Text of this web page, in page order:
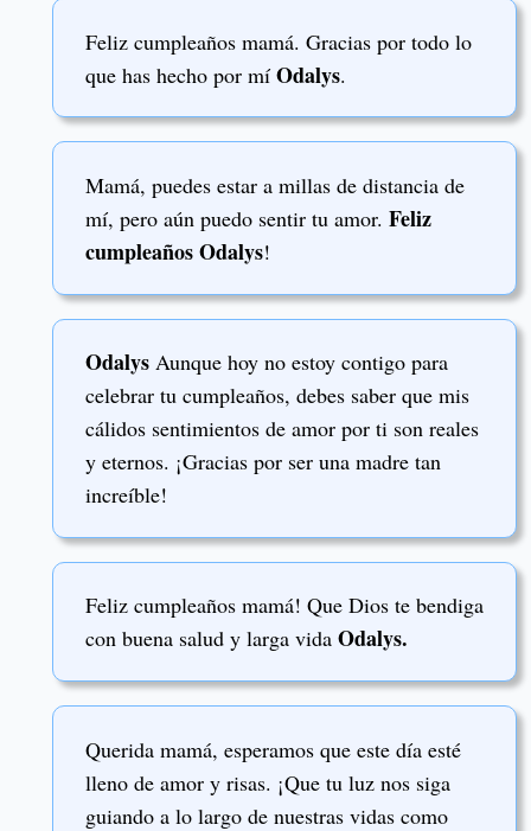
Feliz cumpleaños mamá. Gracias por todo lo
que has hecho por mí Odalys.
Mamá, puedes estar a millas de distancia de
mí, pero aún puedo sentir tu amor. Feliz
cumpleaños Odalys!
Odalys Aunque hoy no estoy contigo para
celebrar tu cumpleaños, debes saber que mis
cálidos sentimientos de amor por ti son reales
y eternos. ¡Gracias por ser una madre tan
increíble!
Feliz cumpleaños mamá! Que Dios te bendiga
con buena salud y larga vida Odalys.
Querida mamá, esperamos que este día esté
lleno de amor y risas. ¡Que tu luz nos siga
guiando a lo largo de nuestras vidas como